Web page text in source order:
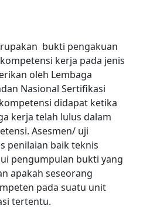
bukti pengakuan
kerja pada jenis
oleh Lembaga
Nasional Sertifikasi
didapat ketika
kerja telah lulus dalam
Asesmen/ uji
penilaian baik teknis
pengumpulan bukti yang
apakah seseorang
pada suatu unit
tertentu.